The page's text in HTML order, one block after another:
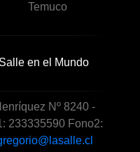
Temuco
en el Mundo
Nº 8240 -
233335590 Fono2: